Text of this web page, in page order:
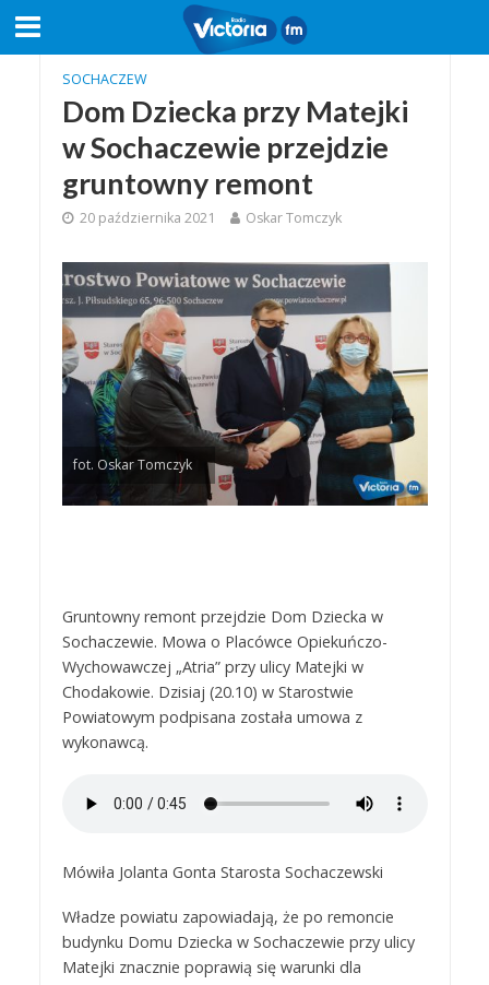
SOCHACZEW
Dom Dziecka przy Matejki
w Sochaczewie przejdzie
gruntowny remont
20 października 2021 Oskar Tomczyk
fot. Oskar Tomczyk
Gruntowny remont przejdzie Dom Dziecka w
Sochaczewie. Mowa o Placówce Opiekuńczo-
Wychowawczej „Atria” przy ulicy Matejki w
Chodakowie. Dzisiaj (20.10) w Starostwie
Powiatowym podpisana została umowa z
wykonawcą.
Mówiła Jolanta Gonta Starosta Sochaczewski
Władze powiatu zapowiadają, że po remoncie
budynku Domu Dziecka w Sochaczewie przy ulicy
Matejki znacznie poprawią się warunki dla